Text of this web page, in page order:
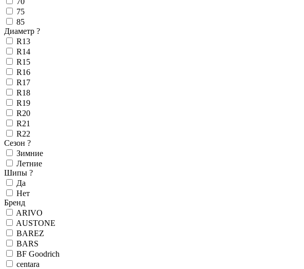
75
85
Диаметр ?
R13
R14
R15
R16
R17
R18
R19
R20
R21
R22
Сезон ?
Зимние
Летние
Шипы ?
Да
Нет
Бренд
ARIVO
AUSTONE
BAREZ
BARS
BF Goodrich
centara